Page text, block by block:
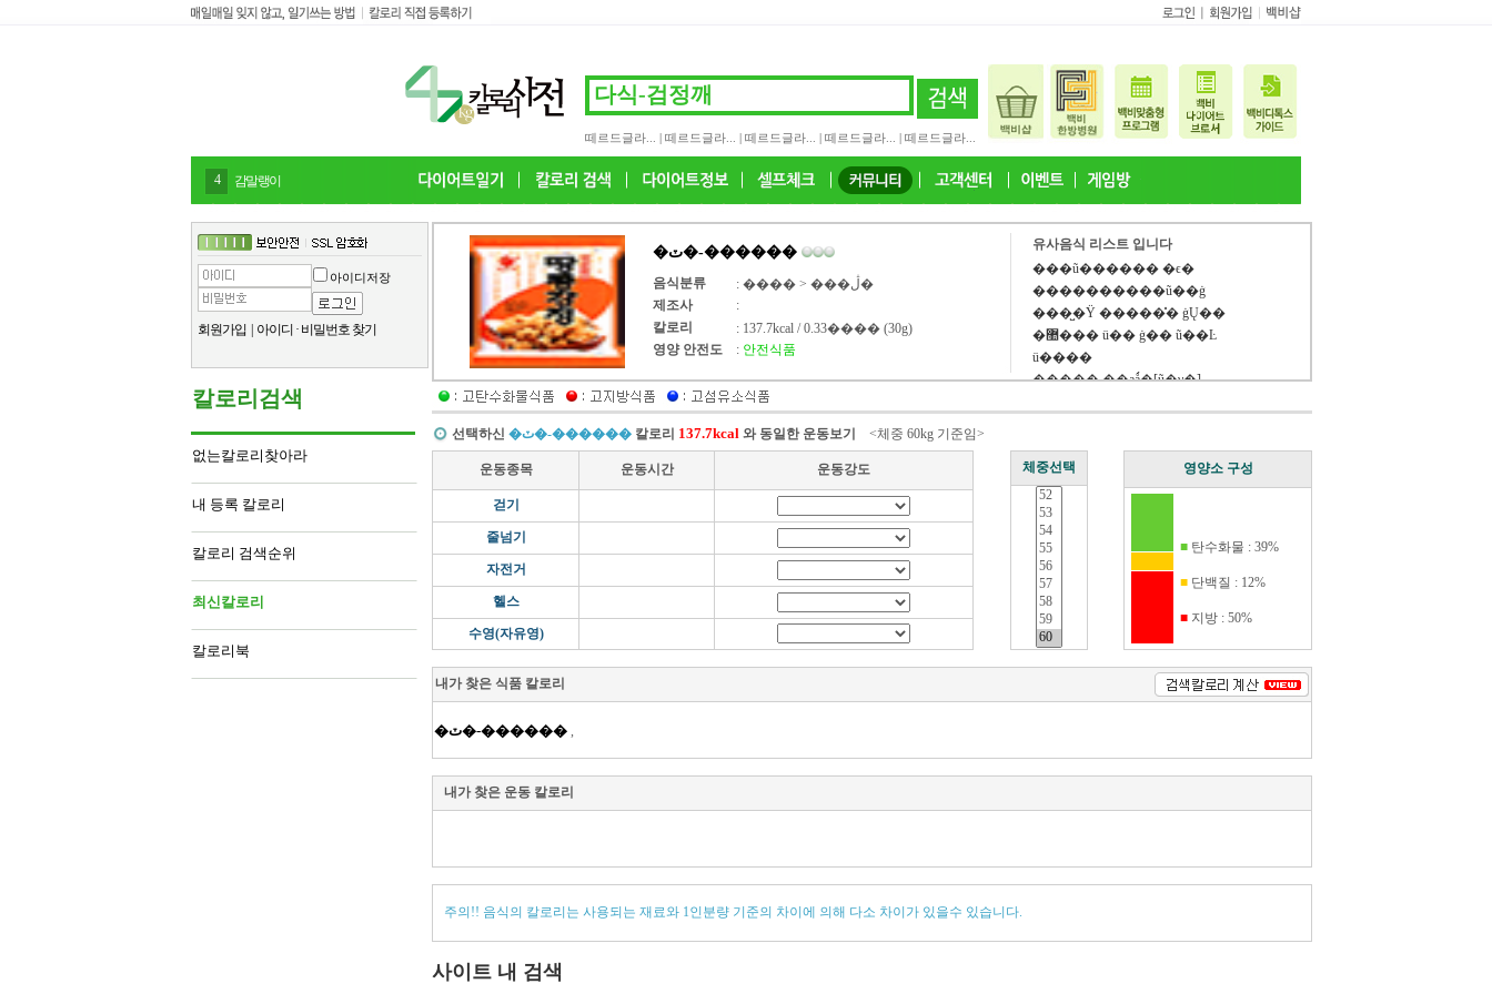
떼르드글라... 떼르드글라... 떼르드글라... 떼르드글라... 떼르드글라...
4 감말랭이
아이디저장
회원가입 아이디 · 비밀번호 찾기
칼로리검색
없는칼로리찾아라
내 등록 칼로리
칼로리 검색순위
최신칼로리
칼로리북
�ٽ�-������
음식분류
: ���� > ���ڷ�
제조사
:
칼로리
: 137.7kcal / 0.33���� (30g)
영양 안전도
: 안전식품
유사음식 리스트 입니다
���ũ������ �ϵ�
����������ũ��ġ
���̺�Ÿ �����̽� ġŲ��
�޺��� ü�� ġ�� ũ��Ŀ
ü����
����� ��аǻ�[ũ�γ�]
��������Ϲ�ũ
�ܸ�������Ĩ
ġŲ��
�Ŵ絿 ������
ť��BDlab���Ϲ�
�� ī����� ����
����������
��Ƣ��
����ó�븮 ĳ�׵�� ������ �÷�
�����K �׷�����
��Ŭ����
�ǽ�Ÿġ�����⸶ī��
선택하신 �ٽ�-������ 칼로리 137.7kcal 와 동일한 운동보기 <체중 60kg 기준임>
운동종목 운동시간 운동강도
걷기
줄넘기
자전거
헬스
수영(자유영)
체중선택 영양소 구성
■ 탄수화물 : 39%
■ 단백질 : 12%
■ 지방 : 50%
내가 찾은 식품 칼로리
�ٽ�-������ ,
내가 찾은 운동 칼로리
주의!! 음식의 칼로리는 사용되는 재료와 1인분량 기준의 차이에 의해 다소 차이가 있을수 있습니다.
사이트 내 검색